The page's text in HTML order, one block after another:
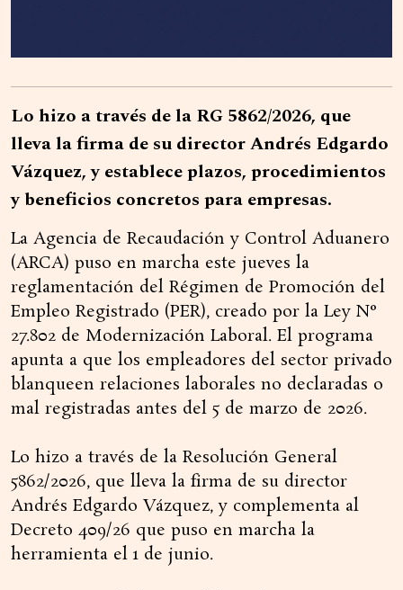
Lo hizo a través de la RG 5862/2026, que
lleva la firma de su director Andrés Edgardo
Vázquez, y establece plazos, procedimientos
y beneficios concretos para empresas.
La Agencia de Recaudación y Control Aduanero
(ARCA) puso en marcha este jueves la
reglamentación del Régimen de Promoción del
Empleo Registrado (PER), creado por la Ley N°
27.802 de Modernización Laboral. El programa
apunta a que los empleadores del sector privado
blanqueen relaciones laborales no declaradas o
mal registradas antes del 5 de marzo de 2026.
Lo hizo a través de la Resolución General
5862/2026, que lleva la firma de su director
Andrés Edgardo Vázquez, y complementa al
Decreto 409/26 que puso en marcha la
herramienta el 1 de junio.